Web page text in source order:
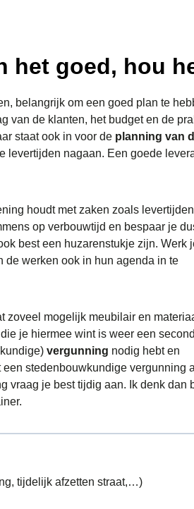
het goed, hou
belangrijk om een goed plan te
van de klanten, het budget en de
staat ook in voor de planning van
levertijden nagaan. Een goede
houdt met zaken zoals
op verbouwtijd en bespaar je
best een huzarenstukje zijn. Werk
de werken ook in hun agenda in te
zoveel mogelijk meubilair en
je hiermee wint is weer een
vergunning nodig hebt en
een stedenbouwkundige
je best tijdig aan. Ik denk
tijdelijk afzetten straat,…)